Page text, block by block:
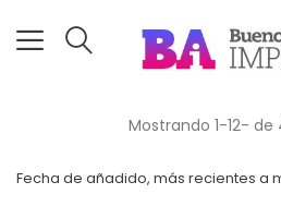
Fecha de añadido, más recientes a
Mostrando 1-12-